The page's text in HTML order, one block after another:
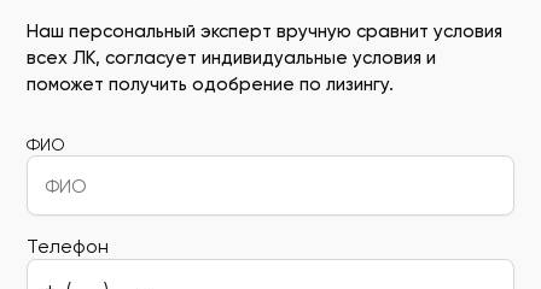
Наш персональный эксперт вручную сравнит условия
всех ЛК, согласует индивидуальные условия и
поможет получить одобрение по лизингу.
ФИО
Телефон